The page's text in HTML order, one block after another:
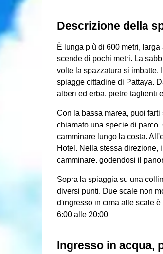
Descrizione della
È lunga più di 600 metri,
scende di pochi metri. La
volte la spazzatura si imbatte.
spiagge cittadine di Pattaya.
alberi ed erba, pietre taglienti
Con la bassa marea, puoi
chiamato una specie di
camminare lungo la costa.
Hotel. Nella stessa direzione,
camminare, godendosi il
Sopra la spiaggia su una
diversi punti. Due scale non
d'ingresso in cima alle scale
6:00 alle 20:00.
Ingresso in acqua,